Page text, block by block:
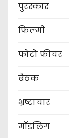
पुरस्कार
फिल्मी
फोटो फीचर
बैठक
भ्रष्टाचार
मॉडलिंग